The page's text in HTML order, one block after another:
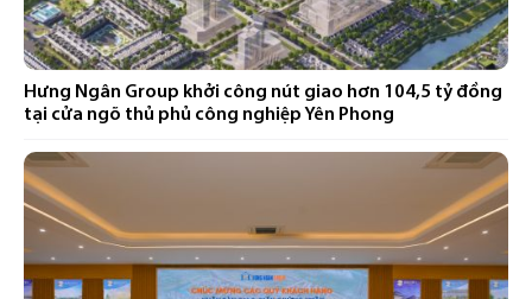
Hưng Ngân Group khởi công nút giao hơn 104,5 tỷ đồng
tại cửa ngõ thủ phủ công nghiệp Yên Phong